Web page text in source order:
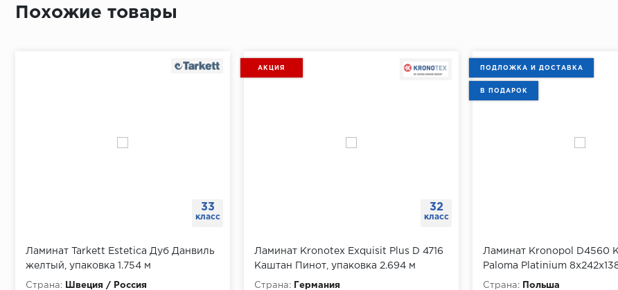
Похожие товары
33
класс
Ламинат Tarkett Estetica Дуб Данвиль
желтый, упаковка 1.754 м
Страна:
Швеция / Россия
32
класс
АКЦИЯ
Ламинат Kronotex Exquisit Plus D 4716
Каштан Пинот, упаковка 2.694 м
Страна:
Германия
ПОДЛОЖКА И ДОСТАВКА
В ПОДАРОК
Ламинат Kronopol D4560
Paloma Platinium
упаковка 2.357 м
Страна:
Польша